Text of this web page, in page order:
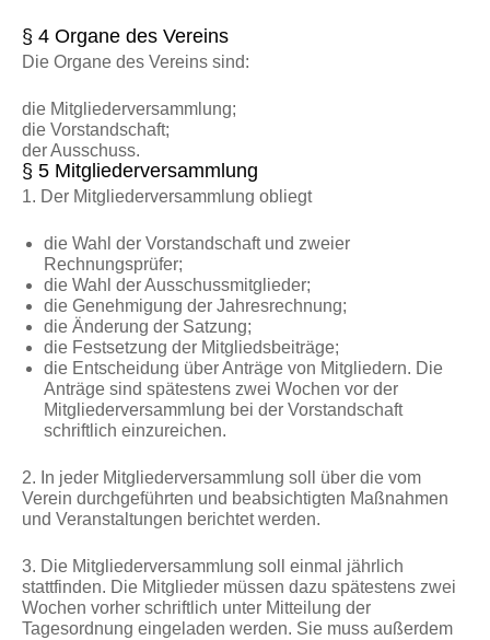
§ 4 Organe des Vereins
Die Organe des Vereins sind:
die Mitgliederversammlung;
die Vorstandschaft;
der Ausschuss.
§ 5 Mitgliederversammlung
1. Der Mitgliederversammlung obliegt
die Wahl der Vorstandschaft und zweier
Rechnungsprüfer;
die Wahl der Ausschussmitglieder;
die Genehmigung der Jahresrechnung;
die Änderung der Satzung;
die Festsetzung der Mitgliedsbeiträge;
die Entscheidung über Anträge von Mitgliedern. Die
Anträge sind spätestens zwei Wochen vor der
Mitgliederversammlung bei der Vorstandschaft
schriftlich einzureichen.
2. In jeder Mitgliederversammlung soll über die vom
Verein durchgeführten und beabsichtigten Maßnahmen
und Veranstaltungen berichtet werden.
3. Die Mitgliederversammlung soll einmal jährlich
stattfinden. Die Mitglieder müssen dazu spätestens zwei
Wochen vorher schriftlich unter Mitteilung der
Tagesordnung eingeladen werden. Sie muss außerdem